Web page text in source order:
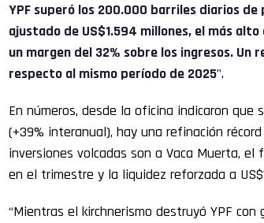
YPF superó los 200.000 barriles diarios de
ajustado de US$1.594 millones, el más
un margen del 32% sobre los ingresos.
respecto al mismo período de 2025”.
En números, desde la oficina indicaron que
(+39% interanual), hay una refinación
inversiones volcadas son a Vaca Muerta,
en el trimestre y la liquidez reforzada a
“Mientras el kirchnerismo destruyó YPF